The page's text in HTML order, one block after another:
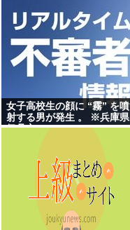
女子高校生の顔に “霧” を噴
射する男が発生 。 ※兵庫県
伊丹市